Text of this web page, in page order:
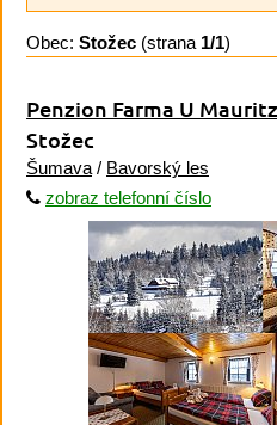
Obec: Stožec (strana 1/1)
Penzion Farma U
Stožec
Šumava / Bavorský les
zobraz telefonní číslo